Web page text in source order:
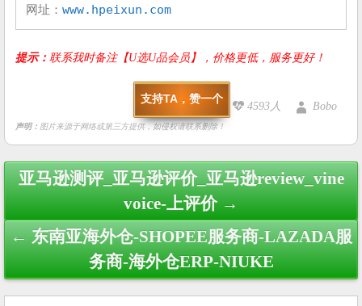
网址：www.hpeixun.com
提示：联系我时备注【U选U品会员】，价格更低，服务更好！
支持TA，赞一个
4593人 Bobo
声明： 图片来源于网络或第三方提供，如侵权请联系删除！
Post
navigation
亚马逊测评_亚马逊评价_亚马逊review_vine
voice-上评价 →
← 东南亚海外仓-SHOPEE服务商-LAZADA服
务商-海外仓ERP-NIUKE